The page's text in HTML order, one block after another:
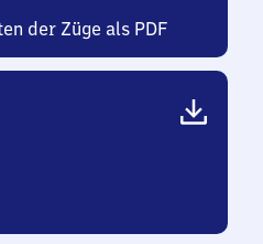
der Züge als PDF